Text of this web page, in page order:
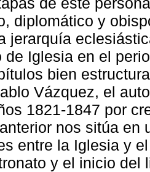
diplomático y
jerarquía
de Iglesia en el
bien
Vázquez, el
1821-1847 por
nos sitúa en
entre la Iglesia y
y el inicio del